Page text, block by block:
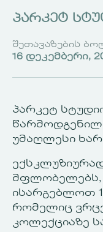
პარკეტ
შეთავაზების
16 დეკემბერი,
პარკეტ
უმაღლესი
მფლობელებს,
ისარგებლოთ
რომელიც
კოლექციაზე